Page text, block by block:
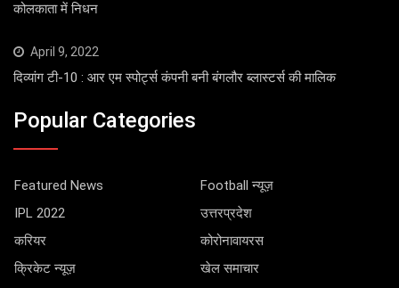
कोलकाता में निधन
April 9, 2022
दिव्यांग टी-10 : आर एम स्पोर्ट्स कंपनी बनी बंगलौर ब्लास्टर्स की मालिक
Popular Categories
Featured News
Football न्यूज़
IPL 2022
उत्तरप्रदेश
करियर
कोरोनावायरस
क्रिकेट न्यूज़
खेल समाचार